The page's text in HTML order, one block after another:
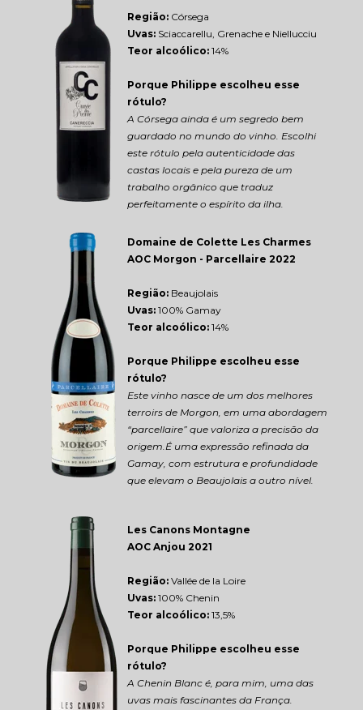
Domaine de Colette Les Charmes
AOC Morgon - Parcellaire 2022
Região: Beaujolais
Uvas: 100% Gamay
Teor alcoólico: 14%
Porque Philippe escolheu esse
rótulo?
Este vinho nasce de um dos melhores
terroirs de Morgon, em uma abordagem
“parcellaire” que valoriza a precisão da
origem.É uma expressão refinada da
Gamay, com estrutura e profundidade
que elevam o Beaujolais a outro nível.
Les Canons Montagne
AOC Anjou 2021
Região: Vallée de la Loire
Uvas: 100% Chenin
Teor alcoólico: 13,5%
Porque Philippe escolheu esse
rótulo?
A Chenin Blanc é, para mim, uma das
uvas mais fascinantes da França.
Região: Córsega
Uvas: Sciaccarellu, Grenache e Niellucciu
Teor alcoólico: 14%
Porque Philippe escolheu esse
rótulo?
A Córsega ainda é um segredo bem
guardado no mundo do vinho. Escolhi
este rótulo pela autenticidade das
castas locais e pela pureza de um
trabalho orgânico que traduz
perfeitamente o espírito da ilha.